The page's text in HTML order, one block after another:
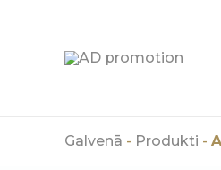
Galvenā - Produkti -